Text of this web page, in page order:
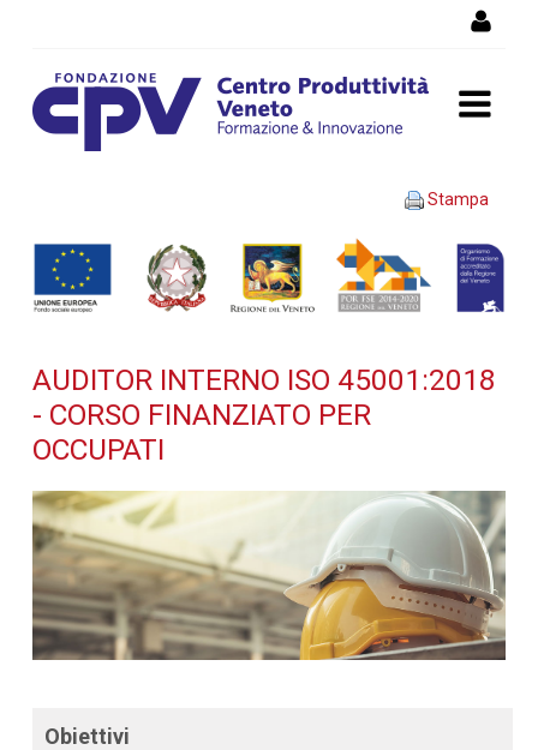
AUDITOR INTERNO ISO
45001:2018 - Corso
finanziato per occupati -
formazione
Stampa
AUDITOR INTERNO ISO 45001:2018
- CORSO FINANZIATO PER
OCCUPATI
Obiettivi